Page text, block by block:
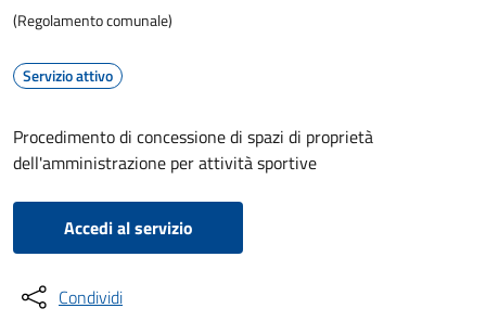
(Regolamento comunale)
Servizio attivo
Procedimento di concessione di spazi di proprietà
dell'amministrazione per attività sportive
Accedi al servizio
Condividi